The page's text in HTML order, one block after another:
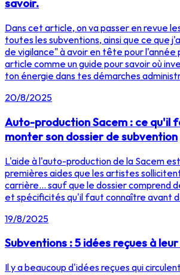
savoir.
Dans cet article, on va passer en revue
toutes les subventions, ainsi que ce que
de vigilance" à avoir en tête pour l'année
article comme un guide pour savoir où
ton énergie dans tes démarches
20/8/2025
Auto-production Sacem : ce qu'il
monter son dossier de subvention
L'aide à l'auto-production de la Sacem
premières aides que les artistes
carrière... sauf que le dossier comprend
et spécificités qu'il faut connaître avant
19/8/2025
Subventions : 5 idées reçues à
Il y a beaucoup d'idées reçues qui